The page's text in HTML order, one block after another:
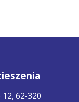
62-320